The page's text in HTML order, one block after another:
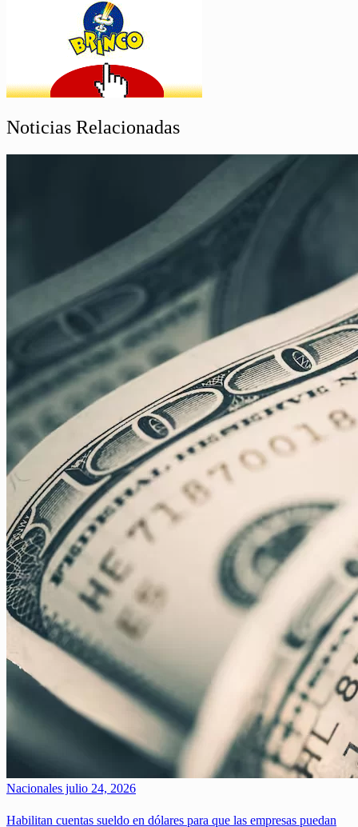
Noticias Relacionadas
Nacionales julio 24, 2026
Habilitan cuentas sueldo en dólares para que las empresas puedan